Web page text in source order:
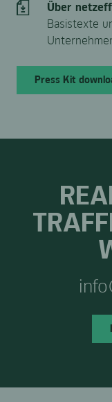
Über
Basistexte
Press Kit